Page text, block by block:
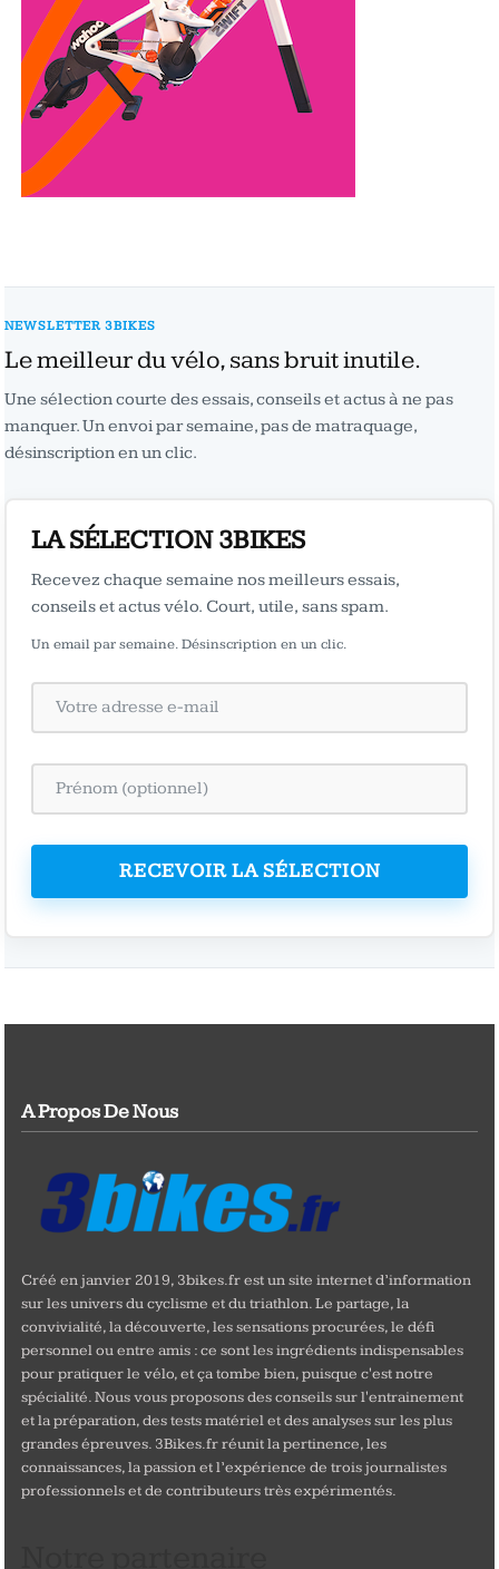
NEWSLETTER 3BIKES
Le meilleur du vélo, sans bruit inutile.
Une sélection courte des essais, conseils et actus à ne pas
manquer. Un envoi par semaine, pas de matraquage,
désinscription en un clic.
LA SÉLECTION 3BIKES
Recevez chaque semaine nos meilleurs essais,
conseils et actus vélo. Court, utile, sans spam.
Un email par semaine. Désinscription en un clic.
RECEVOIR LA SÉLECTION
A Propos De Nous
Créé en janvier 2019, 3bikes.fr est un site internet d’information
sur les univers du cyclisme et du triathlon. Le partage, la
convivialité, la découverte, les sensations procurées, le défi
personnel ou entre amis : ce sont les ingrédients indispensables
pour pratiquer le vélo, et ça tombe bien, puisque c'est notre
spécialité. Nous vous proposons des conseils sur l'entrainement
et la préparation, des tests matériel et des analyses sur les plus
grandes épreuves. 3Bikes.fr réunit la pertinence, les
connaissances, la passion et l’expérience de trois journalistes
professionnels et de contributeurs très expérimentés.